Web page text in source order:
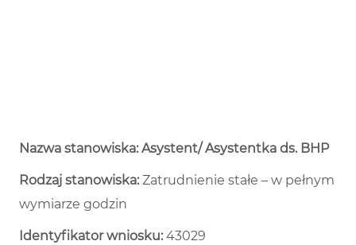
Nazwa stanowiska: Asystent/ Asystentka ds. BHP
Rodzaj stanowiska:Zatrudnienie stałe – w pełnym
wymiarze godzin ​
Identyfikator wniosku:43029